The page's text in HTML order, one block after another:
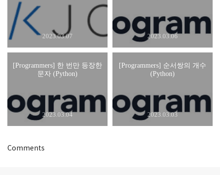
2023.03.07 2023.03.06
[Programmers] 한 번만 등장한
문자 (Python)
2023.03.04
[Programmers] 순서쌍의 개수
(Python)
2023.03.03
Comments